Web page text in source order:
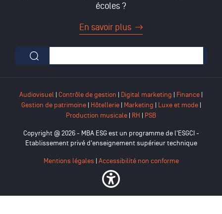
écoles ?
En savoir plus
Formulaire de recherche
Audiovisuel | Contrôle de gestion | Digital marketing | Finance |
Gestion de patrimoine| Hôtellerie| Marketing | Luxe et mode|
Production musicale | RH | PSB
Copyright @ 2026 - MBA ESG est un programme de l'ESGCI -
Etablissement privé d'enseignement supérieur technique
Mentions légales Accessibilité non conforme